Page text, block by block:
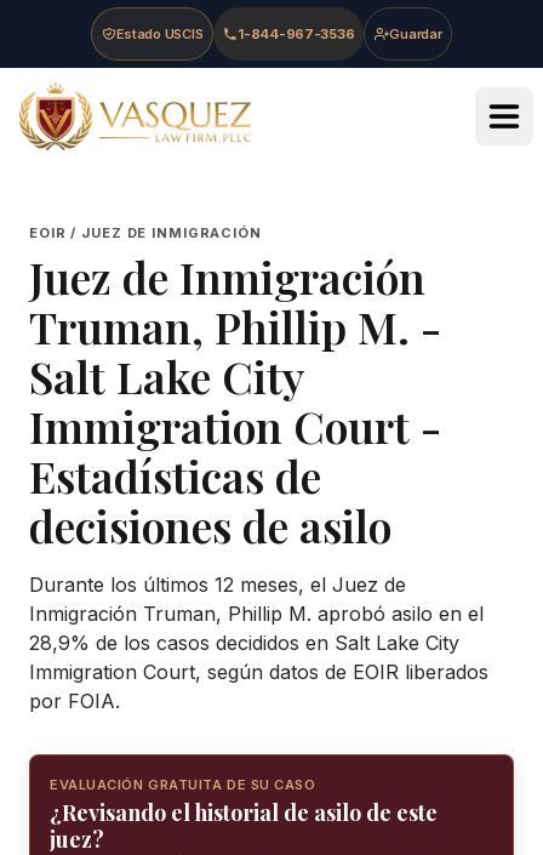
Skip to main content
Skip to navigation
Skip to footer
Estado USCIS 1-844-967-3536 Guardar
Vasquez Law Firm - Home
EOIR / JUEZ DE INMIGRACIÓN
Juez de Inmigración
Truman, Phillip M. -
Salt Lake City
Immigration Court -
Estadísticas de
decisiones de asilo
Durante los últimos 12 meses, el Juez de
Inmigración Truman, Phillip M. aprobó asilo en el
28,9% de los casos decididos en Salt Lake City
Immigration Court, según datos de EOIR liberados
por FOIA.
EVALUACIÓN GRATUITA DE SU CASO
¿Revisando el historial de asilo de este
juez?